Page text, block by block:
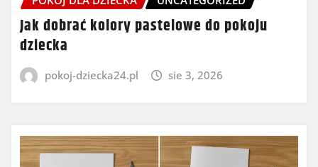
Jak dobrać kolory pastelowe do pokoju
dziecka
pokoj-dziecka24.pl sie 3, 2026